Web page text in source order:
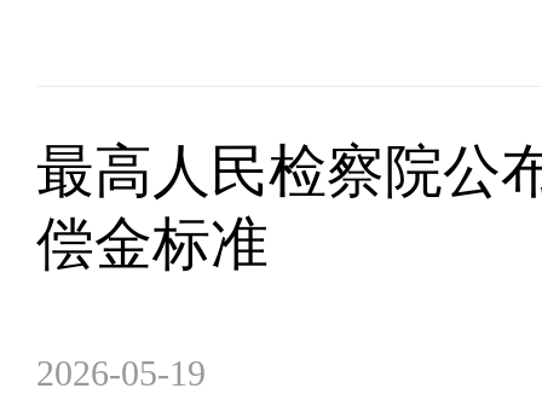
最高人民检察院公
偿金标准
2026-05-19